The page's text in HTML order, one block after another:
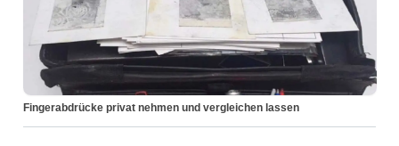
Fingerabdrücke privat nehmen und vergleichen lassen